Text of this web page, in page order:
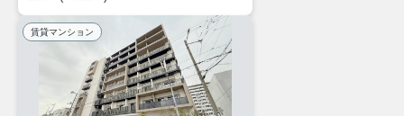
賃貸マンション